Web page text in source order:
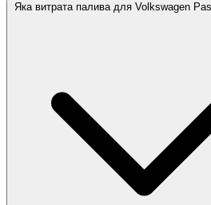
Яка витрата палива для Volkswagen